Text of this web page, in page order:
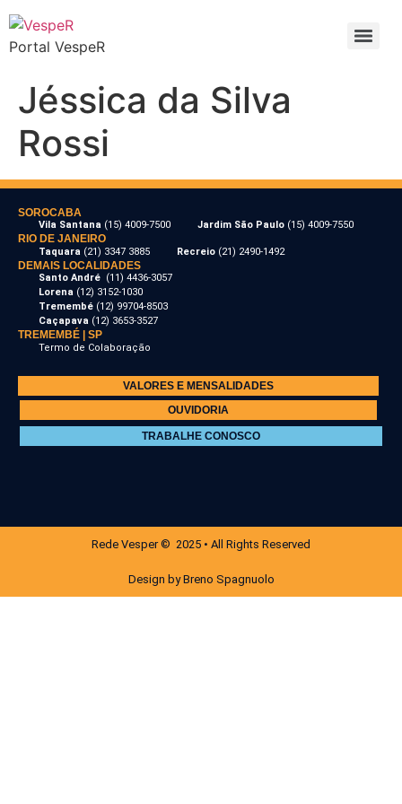
Portal VespeR
Jéssica da Silva
Rossi
SOROCABA
Vila Santana (15) 4009-7500 Jardim São Paulo (15) 4009-7550
RIO DE JANEIRO
Taquara (21) 3347 3885 Recreio (21) 2490-1492
DEMAIS LOCALIDADES
Santo André (11) 4436-3057
Lorena (12) 3152-1030
Tremembé (12) 99704-8503
Caçapava (12) 3653-3527
TREMEMBÉ | SP
Termo de Colaboração
VALORES E MENSALIDADES
OUVIDORIA
TRABALHE CONOSCO
Rede Vesper © 2025 • All Rights Reserved
Design by Breno Spagnuolo